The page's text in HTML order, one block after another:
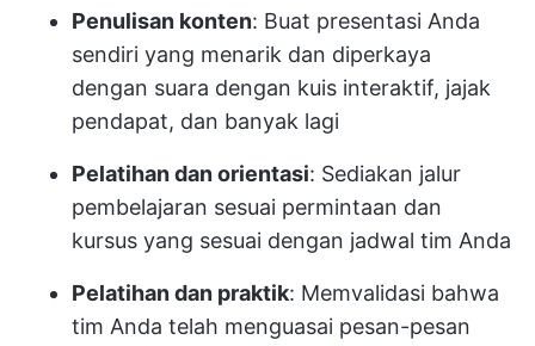
Penulisan konten: Buat presentasi Anda
sendiri yang menarik dan diperkaya
dengan suara dengan kuis interaktif, jajak
pendapat, dan banyak lagi
Pelatihan dan orientasi: Sediakan jalur
pembelajaran sesuai permintaan dan
kursus yang sesuai dengan jadwal tim Anda
Pelatihan dan praktik: Memvalidasi bahwa
tim Anda telah menguasai pesan-pesan